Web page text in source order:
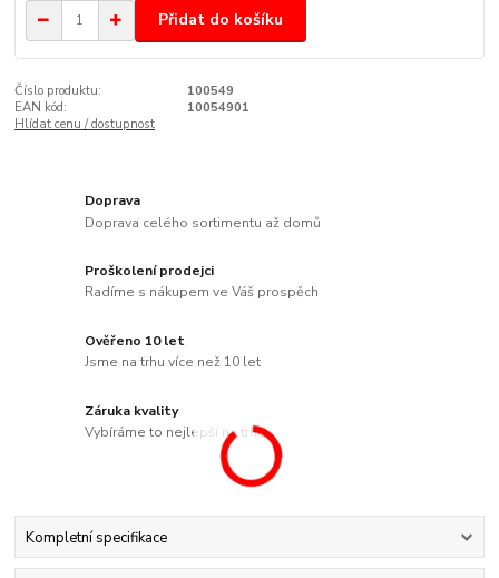
Přidat do košíku
Číslo produktu:
100549
EAN kód:
10054901
Hlídat cenu / dostupnost
Doprava
Doprava celého sortimentu až domů
Proškolení prodejci
Radíme s nákupem ve Váš prospěch
Ověřeno 10 let
Jsme na trhu více než 10 let
Záruka kvality
Vybíráme to nejlepší na trhu
Kompletní specifikace